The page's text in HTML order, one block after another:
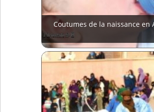
Coutumes de la naissance en